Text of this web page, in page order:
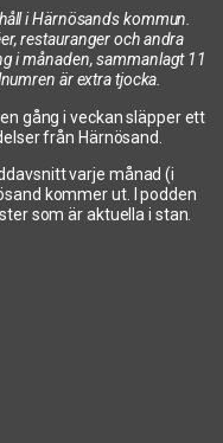
i Härnösands kommun.
restauranger och andra
i månaden, sammanlagt 11
är extra tjocka.
gång i veckan släpper ett
från Härnösand.
varje månad (i
kommer ut. I podden
som är aktuella i stan.